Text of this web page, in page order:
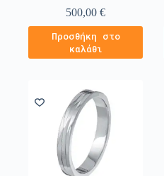
500,00€
Προσθήκη στο
καλάθι